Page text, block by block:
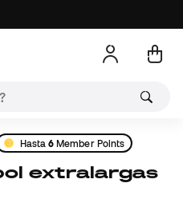
Hasta6 Member Points
extralargas